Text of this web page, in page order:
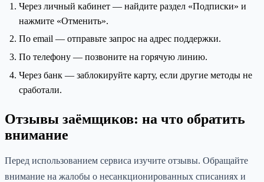
Через личный кабинет — найдите раздел «Подписки» и
нажмите «Отменить».
По email — отправьте запрос на адрес поддержки.
По телефону — позвоните на горячую линию.
Через банк — заблокируйте карту, если другие методы не
сработали.
Отзывы заёмщиков: на что обратить
внимание
Перед использованием сервиса изучите отзывы. Обращайте
внимание на жалобы о несанкционированных списаниях и